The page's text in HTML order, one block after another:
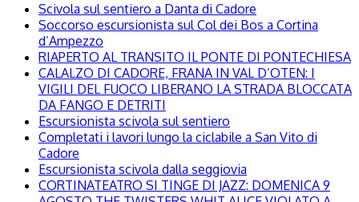
Scivola sul sentiero a Danta di Cadore
Soccorso escursionista sul Col dei Bos a Cortina
d’Ampezzo
RIAPERTO AL TRANSITO IL PONTE DI PONTECHIESA
CALALZO DI CADORE, FRANA IN VAL D’OTEN: I
VIGILI DEL FUOCO LIBERANO LA STRADA BLOCCATA
DA FANGO E DETRITI
Escursionista scivola sul sentiero
Completati i lavori lungo la ciclabile a San Vito di
Cadore
Escursionista scivola dalla seggiovia
CORTINATEATRO SI TINGE DI JAZZ: DOMENICA 9